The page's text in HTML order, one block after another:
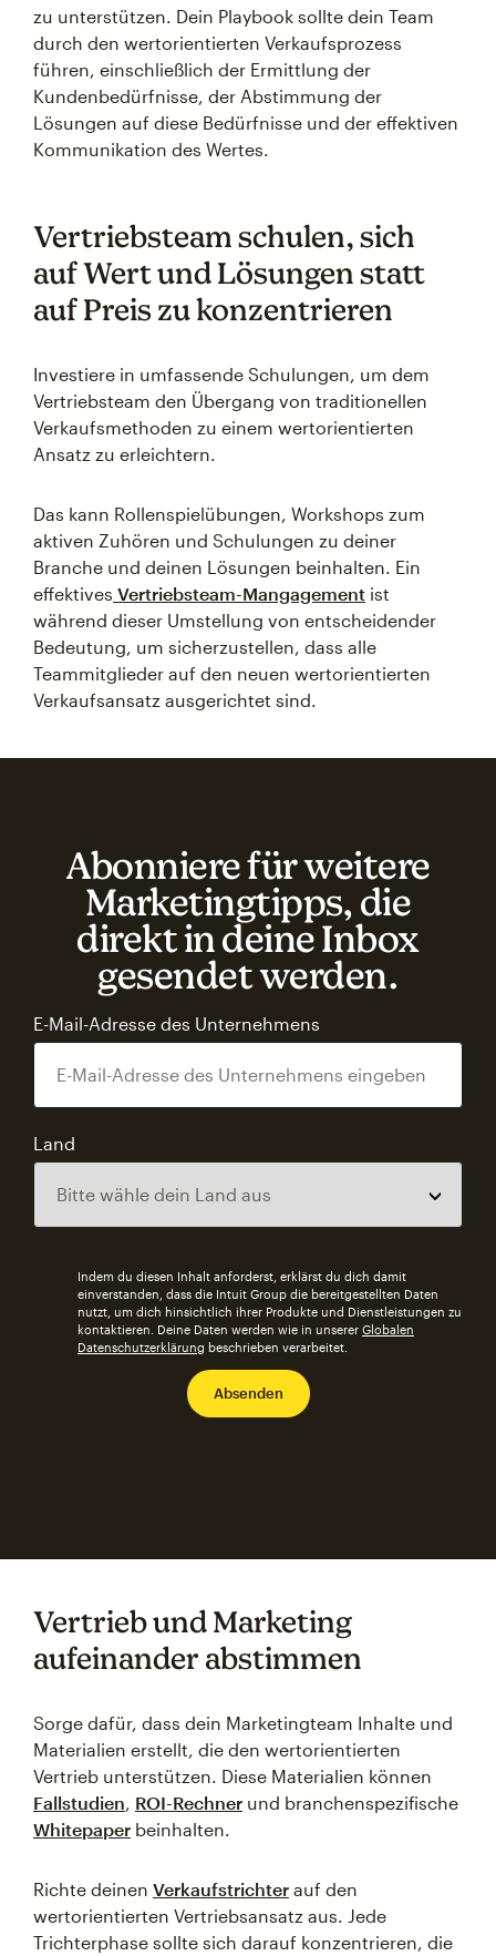
zu unterstützen. Dein Playbook sollte dein Team
durch den wertorientierten Verkaufsprozess
führen, einschließlich der Ermittlung der
Kundenbedürfnisse, der Abstimmung der
Lösungen auf diese Bedürfnisse und der effektiven
Kommunikation des Wertes.
Vertriebsteam schulen, sich
auf Wert und Lösungen statt
auf Preis zu konzentrieren
Investiere in umfassende Schulungen, um dem
Vertriebsteam den Übergang von traditionellen
Verkaufsmethoden zu einem wertorientierten
Ansatz zu erleichtern.
Das kann Rollenspielübungen, Workshops zum
aktiven Zuhören und Schulungen zu deiner
Branche und deinen Lösungen beinhalten. Ein
effektives Vertriebsteam-Mangagement ist
während dieser Umstellung von entscheidender
Bedeutung, um sicherzustellen, dass alle
Teammitglieder auf den neuen wertorientierten
Verkaufsansatz ausgerichtet sind.
Abonniere für weitere
Marketingtipps, die
direkt in deine Inbox
gesendet werden.
E-Mail-Adresse des Unternehmens
Land
Indem du diesen Inhalt anforderst, erklärst du dich damit
einverstanden, dass die Intuit Group die bereitgestellten Daten
nutzt, um dich hinsichtlich ihrer Produkte und Dienstleistungen zu
kontaktieren. Deine Daten werden wie in unserer Globalen
Datenschutzerklärung beschrieben verarbeitet.
Vertrieb und Marketing
aufeinander abstimmen
Sorge dafür, dass dein Marketingteam Inhalte und
Materialien erstellt, die den wertorientierten
Vertrieb unterstützen. Diese Materialien können
Fallstudien, ROI-Rechner und branchenspezifische
Whitepaper beinhalten.
Richte deinen Verkaufstrichter auf den
wertorientierten Vertriebsansatz aus. Jede
Trichterphase sollte sich darauf konzentrieren, die